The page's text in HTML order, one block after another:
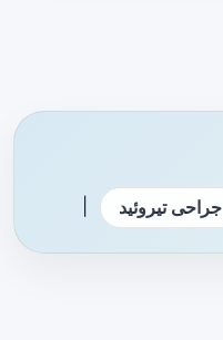
جراحی تیروئید